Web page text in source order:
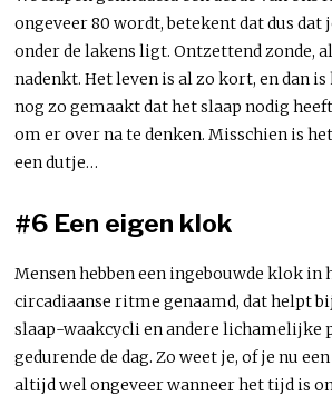
ongeveer 80 wordt, betekent dat dus dat
onder de lakens ligt. Ontzettend zonde,
nadenkt. Het leven is al zo kort, en dan
nog zo gemaakt dat het slaap nodig
om er over na te denken. Misschien is
een dutje…
#6 Een eigen klok
Mensen hebben een ingebouwde klok in
circadiaanse ritme genaamd, dat helpt
slaap-waakcycli en andere lichamelijke
gedurende de dag. Zo weet je, of je nu
altijd wel ongeveer wanneer het tijd is